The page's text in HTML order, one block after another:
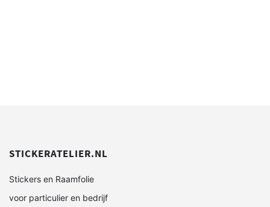
STICKERATELIER.NL
Stickers en Raamfolie
voor particulier en bedrijf